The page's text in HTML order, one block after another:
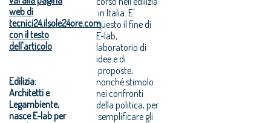
web di
tecnici24.ilsole24ore.com
con il testo
dell'articolo
Edilizia:
Architetti e
Legambiente,
nasce E-lab per
in Italia. E'
questo il fine di
E-lab,
laboratorio di
idee e di
proposte,
nonché stimolo
nei confronti
della politica, per
semplificare gli